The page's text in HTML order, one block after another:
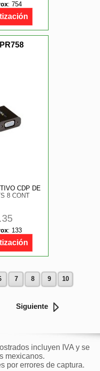
: 754
CDP DE
8 CONT
: 133
7 8 9 10
Siguiente
incluyen IVA y se
mexicanos.
por errores de captura.